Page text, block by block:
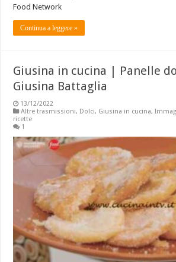
Food Network
Continua a leggere »
Giusina in cucina | Panelle
Giusina Battaglia
13/12/2022
Altre trasmissioni, Dolci, Giusina in cucina,
ricette
1